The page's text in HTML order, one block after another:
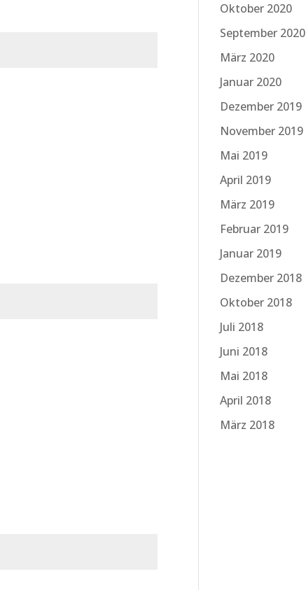
Oktober 2020
September 2020
März 2020
Januar 2020
Dezember 2019
November 2019
Mai 2019
April 2019
März 2019
Februar 2019
Januar 2019
Dezember 2018
Oktober 2018
Juli 2018
Juni 2018
Mai 2018
April 2018
März 2018